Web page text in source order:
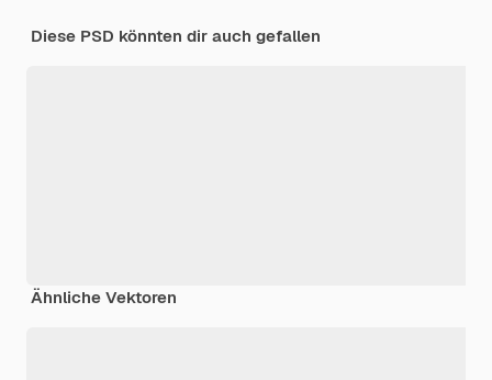
Diese PSD könnten dir auch gefallen
Ähnliche Vektoren